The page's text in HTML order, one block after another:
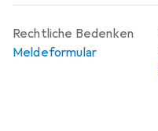
Rechtliche Bedenken
Meldeformular